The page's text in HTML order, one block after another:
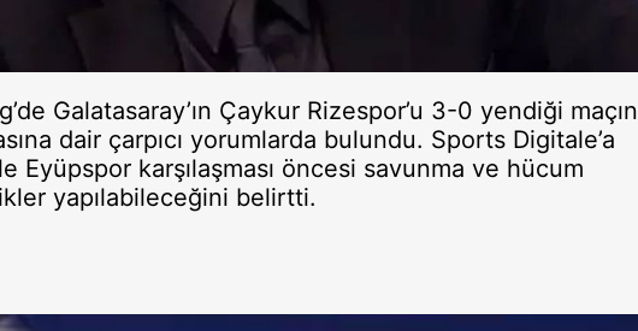
Galatasaray’ın Çaykur Rizespor’u 3-0 yendiği maçın
dair çarpıcı yorumlarda bulundu. Sports Digitale’a
Eyüpspor karşılaşması öncesi savunma ve hücum
yapılabileceğini belirtti.